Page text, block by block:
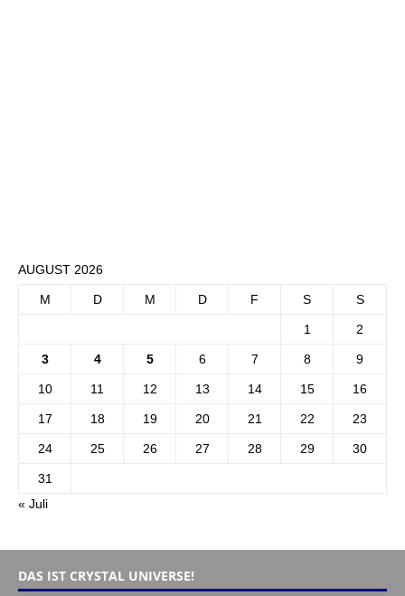
AUGUST 2026
M D M D F S S
1 2
3 4 5 6 7 8 9
10 11 12 13 14 15 16
17 18 19 20 21 22 23
24 25 26 27 28 29 30
31
« Juli
DAS IST CRYSTAL UNIVERSE!